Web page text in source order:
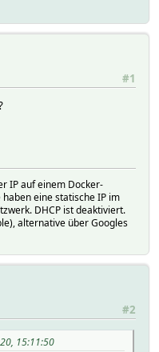
#1
IP auf einem Docker-
eine statische IP im
DHCP ist deaktiviert.
alternative über Googles
#2
15:11:50